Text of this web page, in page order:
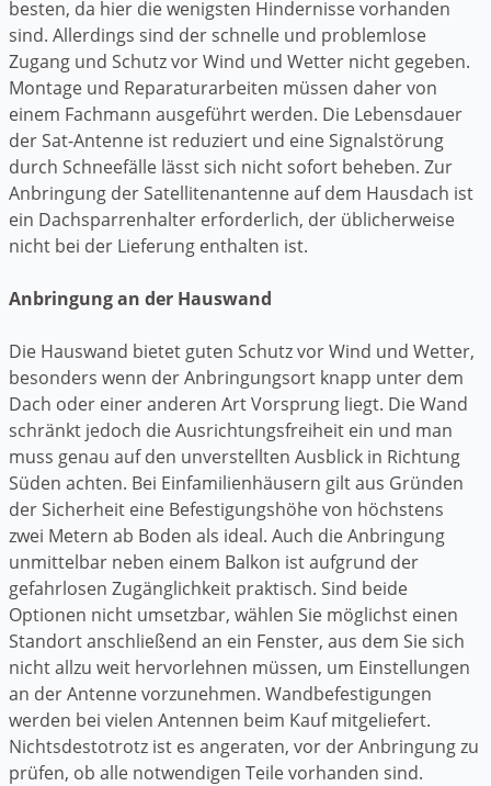
besten, da hier die wenigsten Hindernisse vorhanden
sind. Allerdings sind der schnelle und problemlose
Zugang und Schutz vor Wind und Wetter nicht gegeben.
Montage und Reparaturarbeiten müssen daher von
einem Fachmann ausgeführt werden. Die Lebensdauer
der Sat-Antenne ist reduziert und eine Signalstörung
durch Schneefälle lässt sich nicht sofort beheben. Zur
Anbringung der Satellitenantenne auf dem Hausdach ist
ein Dachsparrenhalter erforderlich, der üblicherweise
nicht bei der Lieferung enthalten ist.
Anbringung an der Hauswand
Die Hauswand bietet guten Schutz vor Wind und Wetter,
besonders wenn der Anbringungsort knapp unter dem
Dach oder einer anderen Art Vorsprung liegt. Die Wand
schränkt jedoch die Ausrichtungsfreiheit ein und man
muss genau auf den unverstellten Ausblick in Richtung
Süden achten. Bei Einfamilienhäusern gilt aus Gründen
der Sicherheit eine Befestigungshöhe von höchstens
zwei Metern ab Boden als ideal. Auch die Anbringung
unmittelbar neben einem Balkon ist aufgrund der
gefahrlosen Zugänglichkeit praktisch. Sind beide
Optionen nicht umsetzbar, wählen Sie möglichst einen
Standort anschließend an ein Fenster, aus dem Sie sich
nicht allzu weit hervorlehnen müssen, um Einstellungen
an der Antenne vorzunehmen. Wandbefestigungen
werden bei vielen Antennen beim Kauf mitgeliefert.
Nichtsdestotrotz ist es angeraten, vor der Anbringung zu
prüfen, ob alle notwendigen Teile vorhanden sind.